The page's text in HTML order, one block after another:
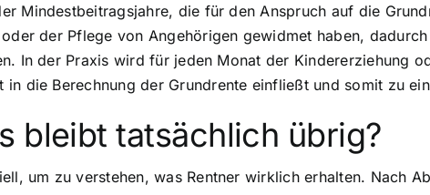
Mindestbeitragsjahre, die für den Anspruch auf die
der Pflege von Angehörigen gewidmet haben,
In der Praxis wird für jeden Monat der Kindererziehung
die Berechnung der Grundrente einfließt und somit zu
bleibt tatsächlich übrig?
um zu verstehen, was Rentner wirklich erhalten. Nach